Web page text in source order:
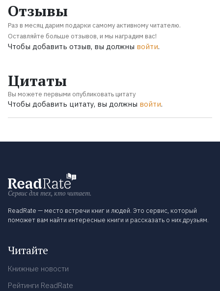
Отзывы
Раз в месяц дарим подарки самому активному читателю.
Оставляйте больше отзывов, и мы наградим вас!
Чтобы добавить отзыв, вы должны войти.
Цитаты
Вы можете первыми опубликовать цитату
Чтобы добавить цитату, вы должны войти.
Сервис для тех, кто читает.
ReadRate — место встречи книг и людей. Это сервис, который
поможет вам найти интересные книги и рассказать о них друзьям.
Читайте
Книжные новости
Рейтинги ReadRate